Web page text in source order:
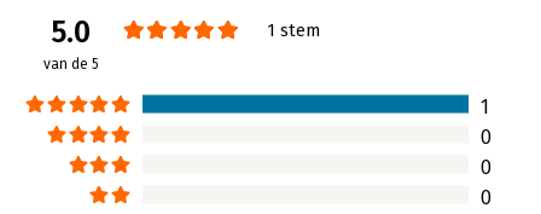
Druk:
1
Hoofdrubriek: Persoonlijke effectiviteit
5.0
van de 5
1 stem
1
0
0
0